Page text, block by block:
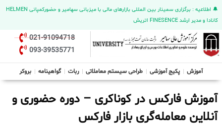
🔔 اطلاعیه : برگزاری سمینار بین المللی بازارهای مالی با میزبانی سهامیر و حضورکمپانی HELMEN
کانادا و مدیر ارشد FINESENCE اتریش
021-91094718
093-39535771
آموزش پکیج آموزشی طراحی سیستم معاملاتی ربات گواهینامه بروکر
آموزش فارکس در کوناکری – دوره حضوری و
آنلاین معامله‌گری بازار فارکس